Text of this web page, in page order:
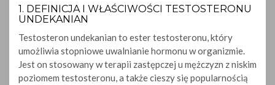
1. DEFINICJA I WŁAŚCIWOŚCI TESTOSTERONU
UNDEKANIAN
Testosteron undekanian to ester testosteronu, który
umożliwia stopniowe uwalnianie hormonu w organizmie.
Jest on stosowany w terapii zastępczej u mężczyzn z niskim
poziomem testosteronu, a także cieszy się popularnością